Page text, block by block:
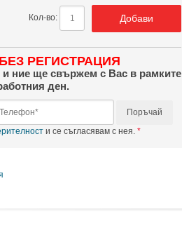
Кол-во: Добави
РЕГИСТРАЦИЯ
ние ще свържем с Вас в рамките
ден.
Поръчай
и се съгласявам с нея.